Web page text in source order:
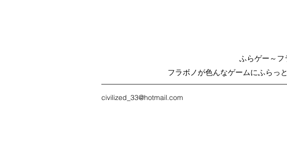
ふらゲー～フ
フラボノが色んなゲームにふらっ
civilized_33@hotmail.com